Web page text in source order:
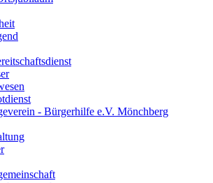
- Bürgerhilfe e.V. Mönchberg